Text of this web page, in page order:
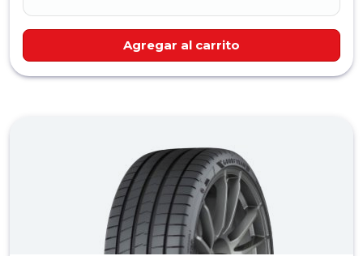
Agregar al carrito